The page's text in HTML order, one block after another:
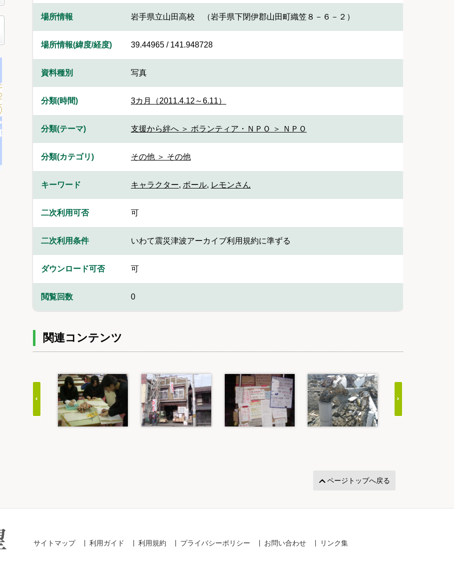
場所情報 岩手県立山田高校 （岩手県下閉伊郡山田町織笠８－６－２）
場所情報(緯度/経度) 39.44965 / 141.948728
資料種別 写真
分類(時間) 3カ月（2011.4.12～6.11）
分類(テーマ) 支援から絆へ ＞ ボランティア・ＮＰＯ ＞ ＮＰＯ
分類(カテゴリ) その他 ＞ その他
キーワード キャラクター, ボール, レモンさん
二次利用可否 可
二次利用条件 いわて震災津波アーカイブ利用規約に準ずる
ダウンロード可否 可
閲覧回数 0
関連コンテンツ
ページトップへ戻る
サイトマップ 利用ガイド 利用規約 プライバシーポリシー お問い合わせ リンク集